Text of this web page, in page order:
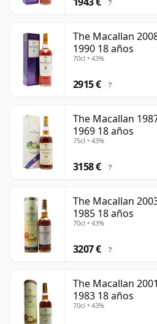
?
The Macallan
1990 18 años
70cl • 43%
2915 € ?
The Macallan
1969 18 años
75cl • 43%
3158 € ?
The Macallan
1985 18 años
70cl • 43%
3207 € ?
The Macallan
1983 18 años
70cl • 43%